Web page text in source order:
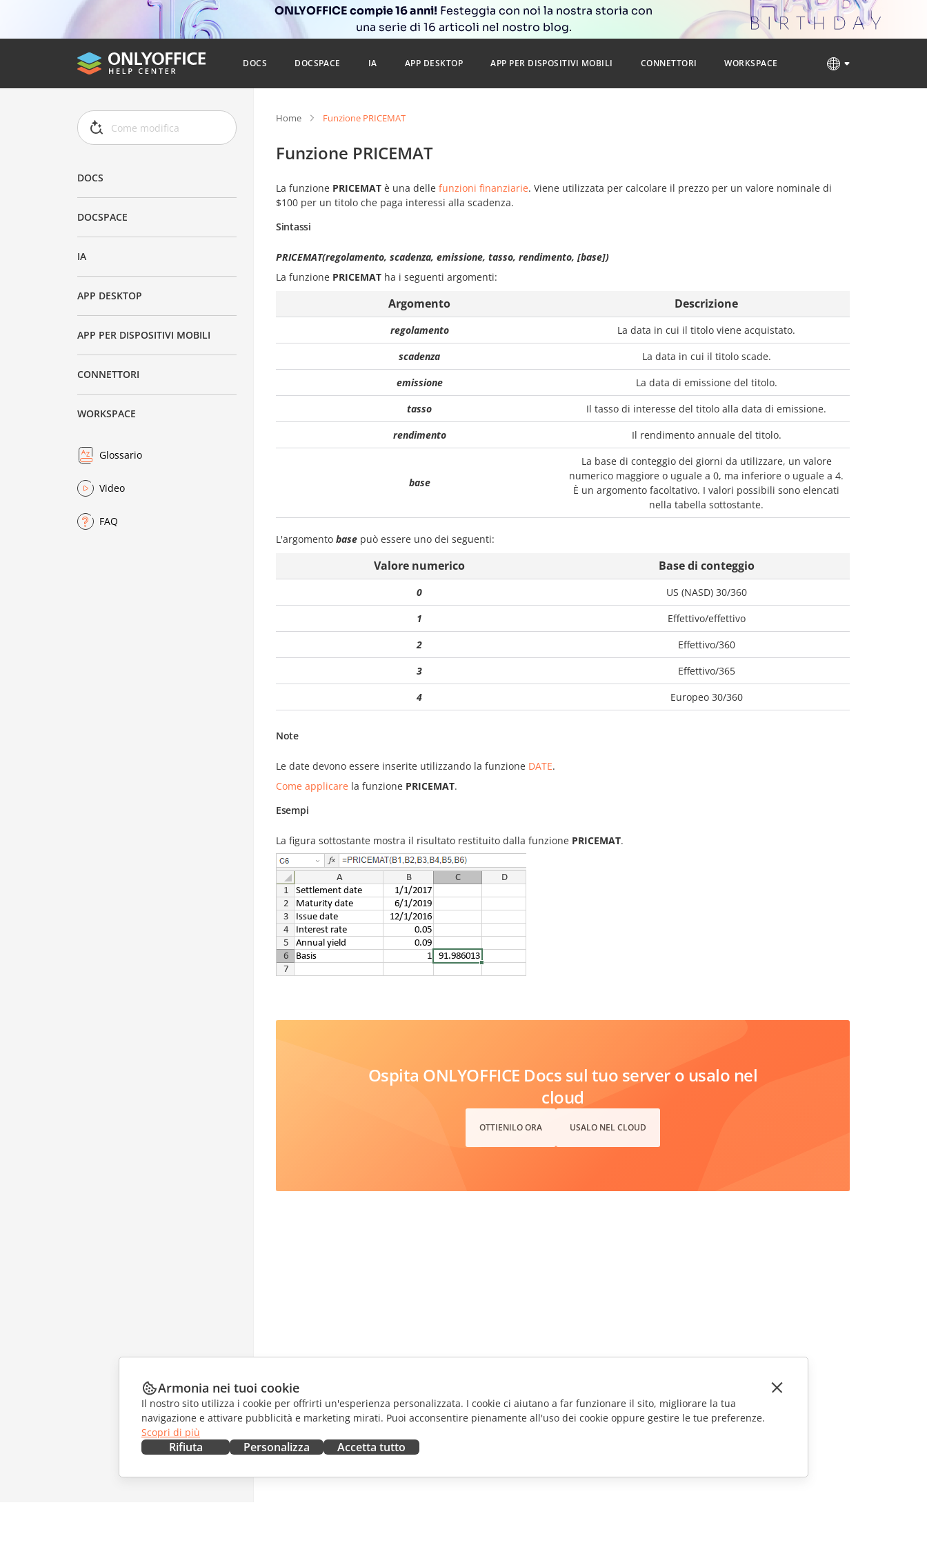
ONLYOFFICE compie 16 anni! Festeggia con noi la nostra storia con
una serie di 16 articoli nel nostro blog.
DOCS DOCSPACE IA APP DESKTOP APP PER DISPOSITIVI MOBILI CONNETTORI WORKSPACE
DOCS
DOCSPACE
IA
APP DESKTOP
APP PER DISPOSITIVI MOBILI
CONNETTORI
WORKSPACE
Glossario
Video
FAQ
Home Funzione PRICEMAT
Funzione PRICEMAT
La funzione PRICEMAT è una delle funzioni finanziarie. Viene utilizzata per calcolare il prezzo per un valore nominale di
$100 per un titolo che paga interessi alla scadenza.
Sintassi
PRICEMAT(regolamento, scadenza, emissione, tasso, rendimento, [base])
La funzione PRICEMAT ha i seguenti argomenti:
Argomento Descrizione
regolamento
La data in cui il titolo viene acquistato.
scadenza
La data in cui il titolo scade.
emissione
La data di emissione del titolo.
tasso
Il tasso di interesse del titolo alla data di emissione.
rendimento
Il rendimento annuale del titolo.
base
La base di conteggio dei giorni da utilizzare, un valore
numerico maggiore o uguale a 0, ma inferiore o uguale a 4.
È un argomento facoltativo. I valori possibili sono elencati
nella tabella sottostante.
L'argomento base può essere uno dei seguenti:
Valore numerico Base di conteggio
0
US (NASD) 30/360
1
Effettivo/effettivo
2
Effettivo/360
3
Effettivo/365
4
Europeo 30/360
Note
Le date devono essere inserite utilizzando la funzione DATE.
Come applicare la funzione PRICEMAT.
Esempi
La figura sottostante mostra il risultato restituito dalla funzione PRICEMAT.
Ospita ONLYOFFICE Docs sul tuo server o usalo nel
cloud
OTTIENILO ORA USALO NEL CLOUD
Armonia nei tuoi cookie
Il nostro sito utilizza i cookie per offrirti un'esperienza personalizzata. I cookie ci aiutano a far funzionare il sito, migliorare la tua
navigazione e attivare pubblicità e marketing mirati. Puoi acconsentire pienamente all'uso dei cookie oppure gestire le tue preferenze.
Scopri di più
Rifiuta Personalizza Accetta tutto